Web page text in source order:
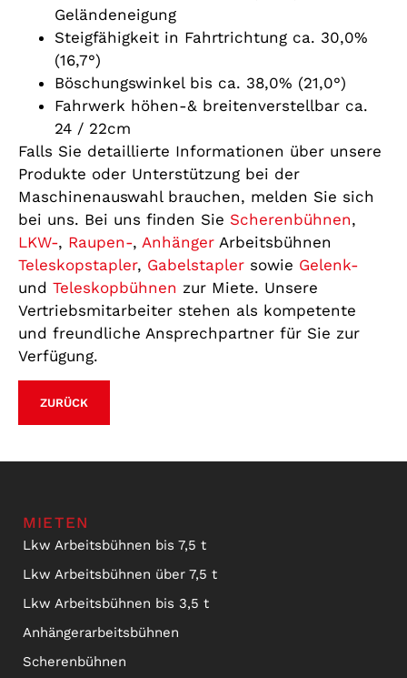
Geländeneigung
Steigfähigkeit in Fahrtrichtung ca. 30,0%
(16,7°)
Böschungswinkel bis ca. 38,0% (21,0°)
Fahrwerk höhen-& breitenverstellbar ca.
24 / 22cm
Falls Sie detaillierte Informationen über unsere
Produkte oder Unterstützung bei der
Maschinenauswahl brauchen, melden Sie sich
bei uns. Bei uns finden Sie Scherenbühnen,
LKW-, Raupen-, Anhänger Arbeitsbühnen
Teleskopstapler, Gabelstapler sowie Gelenk-
und Teleskopbühnen zur Miete. Unsere
Vertriebsmitarbeiter stehen als kompetente
und freundliche Ansprechpartner für Sie zur
Verfügung.
ZURÜCK
MIETEN
Lkw Arbeitsbühnen bis 7,5 t
Lkw Arbeitsbühnen über 7,5 t
Lkw Arbeitsbühnen bis 3,5 t
Anhängerarbeitsbühnen
Scherenbühnen